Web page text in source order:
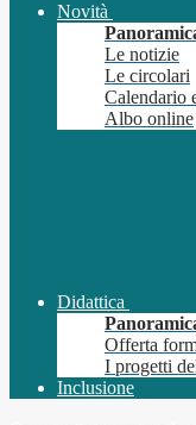
Novità
Le notizie
Le circolari
Calendario
Albo online
Didattica
Offerta
I progetti
Inclusione